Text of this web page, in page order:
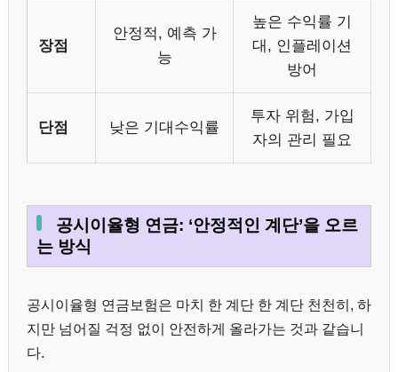
장점
안정적, 예측 가
능
높은 수익률 기
대, 인플레이션
방어
단점 낮은 기대수익률
투자 위험, 가입
자의 관리 필요
공시이율형 연금: ‘안정적인 계단’을 오르
는 방식
공시이율형 연금보험은 마치 한 계단 한 계단 천천히, 하
지만 넘어질 걱정 없이 안전하게 올라가는 것과 같습니
다.